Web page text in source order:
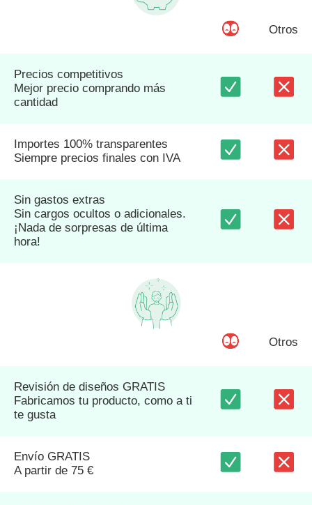
Otros
Precios competitivos
Mejor precio comprando más
cantidad
Importes 100% transparentes
Siempre precios finales con IVA
Sin gastos extras
Sin cargos ocultos o adicionales.
¡Nada de sorpresas de última
hora!
Otros
Revisión de diseños GRATIS
Fabricamos tu producto, como a ti
te gusta
Envío GRATIS
A partir de 75 €